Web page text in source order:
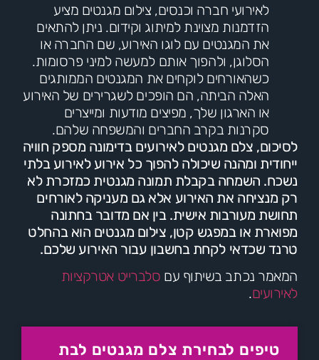
לאירועי חברה וכנסים, צילום מגנטים מציע
הזדמנות מצוינת למיתוג וקידום. ניתן להתאים
את המגנטים עם לוגו האירוע, שם החברה או
הסלוגן, ולהפוך אותם למעשה למיני פרסומות.
כשהאורחים לוקחים את המגנטים הממותגים
האלה הביתה, הם הופכים לשגרירים של האירוע
או הארגון שלך, מפיצים מודעות ומייצרים
סקרנות בקרב החברים והמשפחה שלהם.
לסיכום, צלם מגנטים לאירועים בדימונה מספק חוויה
ייחודית ומהנה שיכולה להפוך כל אירוע לאירוע בלתי
נשכח. השמחה בקבלת תמונה מגנטית כמזכרת לא
רק מנציחה את האירוע אלא גם מעניקה לאורחים
תחושת מעורבות אישית. בין אם מדובר בחתונה
מפוארת או במפגש קטן, צילום מגנטים הוא בהחלט
טרנד שכדאי לקחת בחשבון עבור האירוע שלכם.
המאמר נכתב בשיתוף עם סלברייט אטרקציות
לאירועים.
טיפים לבחירת צלם מגנטים לבת